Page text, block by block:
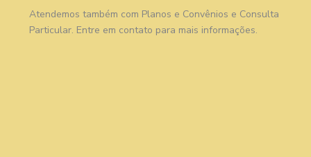
Atendemos também com Planos e Convênios e Consulta
Particular. Entre em contato para mais informações.